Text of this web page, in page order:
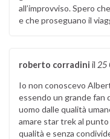
all’improvviso. Spero
e che proseguano il
roberto corradini il 25
Io non conoscevo
essendo un grande fan
uomo dalle qualità
amare star trek al punto
qualità e senza